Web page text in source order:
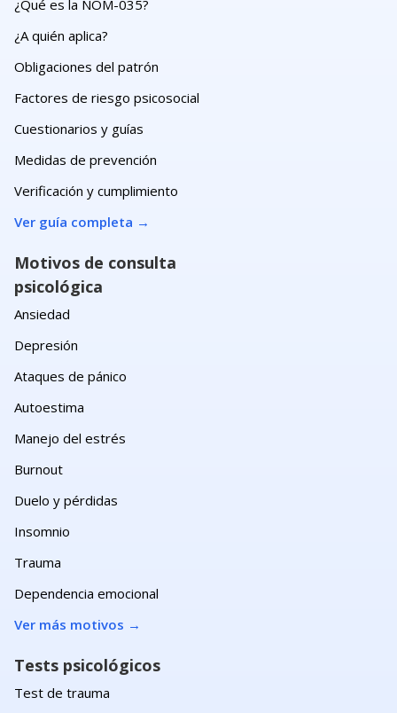
¿Qué es la NOM-035?
¿A quién aplica?
Obligaciones del patrón
Factores de riesgo psicosocial
Cuestionarios y guías
Medidas de prevención
Verificación y cumplimiento
Ver guía completa →
Motivos de consulta
psicológica
Ansiedad
Depresión
Ataques de pánico
Autoestima
Manejo del estrés
Burnout
Duelo y pérdidas
Insomnio
Trauma
Dependencia emocional
Ver más motivos →
Tests psicológicos
Test de trauma